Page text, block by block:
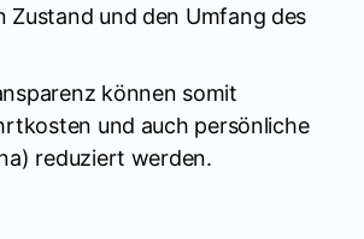
Zustand und den Umfang des
können somit
und auch persönliche
reduziert werden.